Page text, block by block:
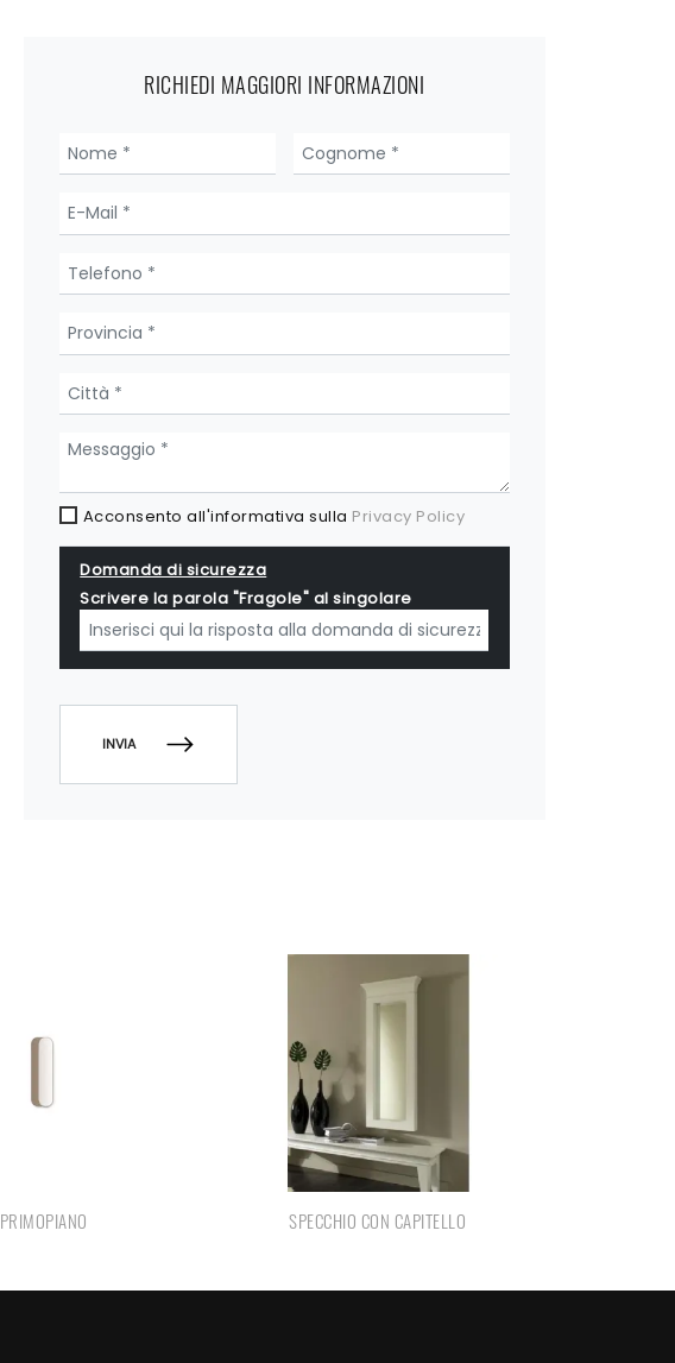
RICHIEDI MAGGIORI INFORMAZIONI
Acconsento all'informativa sulla Privacy Policy
Domanda di sicurezza
Scrivere la parola "Fragole" al singolare
INVIA
PRIMOPIANO SPECCHIO CON CAPITELLO